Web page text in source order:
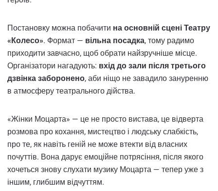
Постановку можна побачити на основній сцені Театру
«Колесо». Формат — вільна посадка, тому радимо
приходити завчасно, щоб обрати найзручніше місце.
Організатори нагадують: вхід до зали після третього
дзвінка заборонено, аби ніщо не завадило зануренню
в атмосферу театрального дійства.
«Жінки Моцарта» — це не просто вистава, це відверта
розмова про кохання, мистецтво і людську слабкість,
про те, як навіть геній не може втекти від власних
почуттів. Вона дарує емоційне потрясіння, після якого
хочеться знову слухати музику Моцарта — тепер уже з
іншим, глибшим відчуттям.